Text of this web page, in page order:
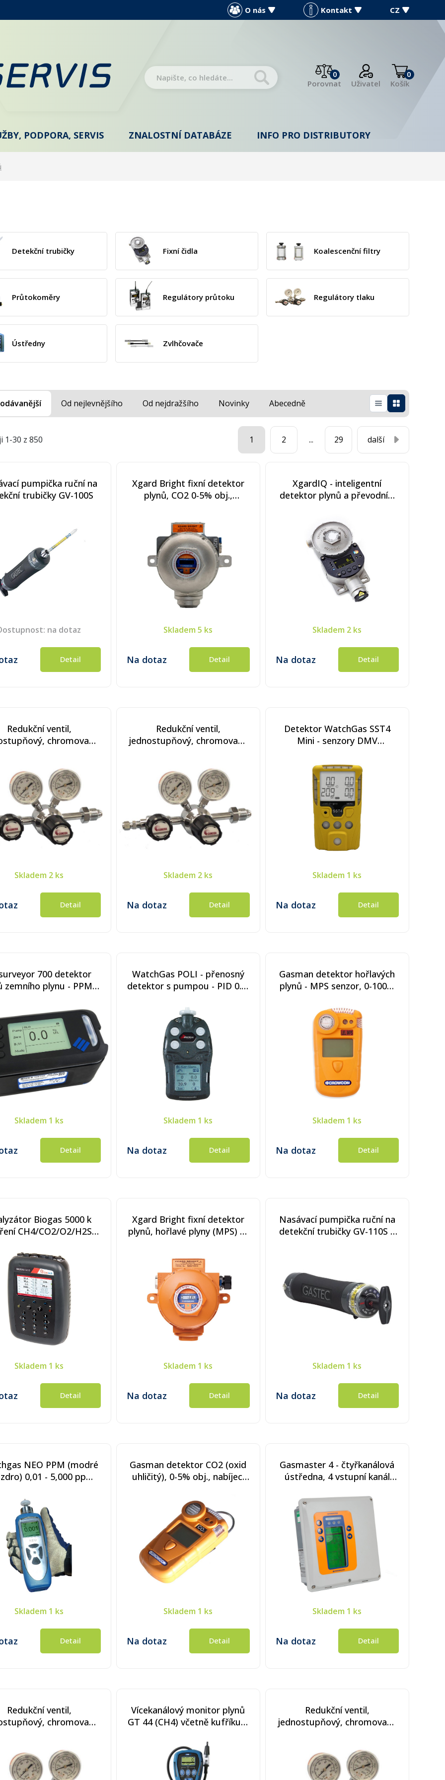
O nás Kontakt CZ
0
Porovnat
Uživatel
0
Košík
PODPORA, SERVIS ZNALOSTNÍ DATABÁZE INFO PRO DISTRIBUTORY
Detekční trubičky Fixní čidla Koalescenční filtry
Průtokoměry Regulátory průtoku Regulátory tlaku
Ústředny Zvlhčovače
Od nejlevnějšího Od nejdražšího Novinky Abecedně
1-30 z 850 1 2 ... 29 další
pumpička ruční na
trubičky GV-100S
na dotaz
Detail
Xgard Bright fixní detektor
plynů, CO2 0-5% obj.,
Skladem5 ks
Na dotaz Detail
XgardIQ - inteligentní
detektor plynů a převodník,
reléovým modulem
Skladem 2 ks
Na dotaz Detail
Redukční ventil,
chromovaná
Skladem 2 ks
Detail
Redukční ventil,
jednostupňový, chromovaná
Skladem 2 ks
Na dotaz Detail
Detektor WatchGas SST4
Mini - senzory DMV
(nefiltrovaný)
Skladem 1 ks
Na dotaz Detail
700 detektor
zemního plynu - PPM /
(Nabíjecí akumulátor)
Skladem 1 ks
Detail
WatchGas POLI - přenosný
detektor s pumpou - PID 0.1-
1-100% DMV, O2 0,1-30% vol.
(bezolovnatý), CO 0-
1000ppm, nabíječka
Skladem 1 ks
Na dotaz Detail
Gasman detektor hořlavých
plynů - MPS senzor, 0-100%
Skladem 1 ks
Na dotaz Detail
Biogas 5000 k
CH4/CO2/O2/H2S
Skladem 1 ks
Detail
Xgard Bright fixní detektor
plynů, hořlavé plyny (MPS) 0-
Skladem 1 ks
Na dotaz Detail
Nasávací pumpička ruční na
detekční trubičky GV-110S s
Skladem 1 ks
Na dotaz Detail
NEO PPM (modré
0,01 - 5,000 ppm
Low Energy)
Skladem 1 ks
Detail
Gasman detektor CO2 (oxid
uhličitý), 0-5% obj., nabíjecí
Skladem 1 ks
Na dotaz Detail
Gasmaster 4 - čtyřkanálová
ústředna, 4 vstupní kanál
Skladem 1 ks
Na dotaz Detail
Redukční ventil,
chromovaná
Vícekanálový monitor plynů
GT 44 (CH4) včetně kufříku a
Redukční ventil,
jednostupňový, chromovaná